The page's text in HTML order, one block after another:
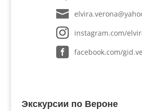
instagram.com/
facebook.com/
Экскурсии по Вероне